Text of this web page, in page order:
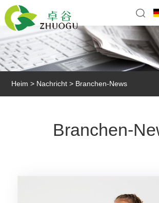
Heim > Nachricht > Branchen-News
Branchen-